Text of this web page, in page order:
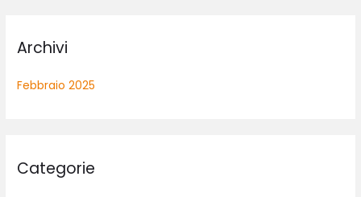
Archivi
Febbraio 2025
Categorie